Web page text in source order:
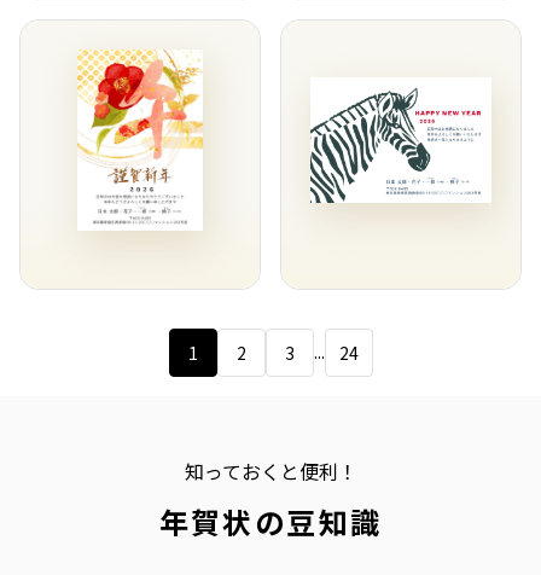
1 2 3 ... 24
知っておくと便利！
年賀状の豆知識